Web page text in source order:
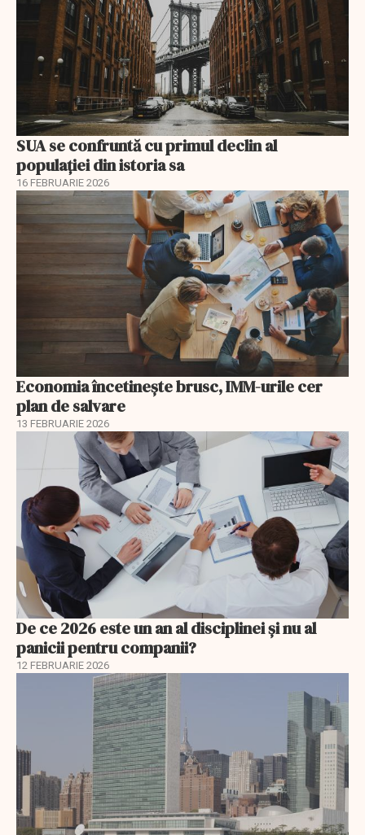
SUA se confruntă cu primul declin al
populației din istoria sa
16 FEBRUARIE 2026
Economia încetinește brusc, IMM-urile cer
plan de salvare
13 FEBRUARIE 2026
De ce 2026 este un an al disciplinei și nu al
panicii pentru companii?
12 FEBRUARIE 2026